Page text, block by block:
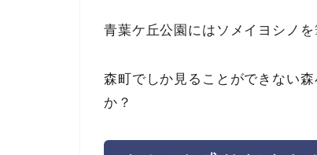
青葉ケ丘公園にはソメイヨシノ
森町でしか見ることができない
か？